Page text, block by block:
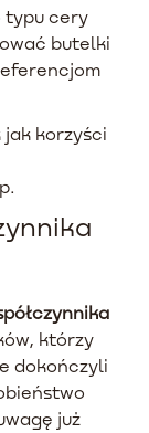
typu cery
butelki
korzyści
którzy
dokończyli
już